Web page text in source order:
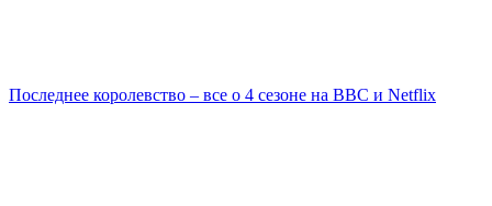
Последнее королевство – все о 4 сезоне на ВВС и Netflix